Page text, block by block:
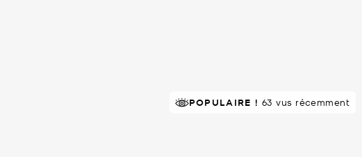
RECOMMANDÉpar 100% des acheteurs
POPULAIRE ! 63 vus récemment